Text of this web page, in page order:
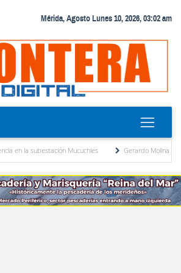
Mérida, Agosto Lunes 10, 2026, 03:02 am
subestación Mucuchies
Gerardo Molina: “El